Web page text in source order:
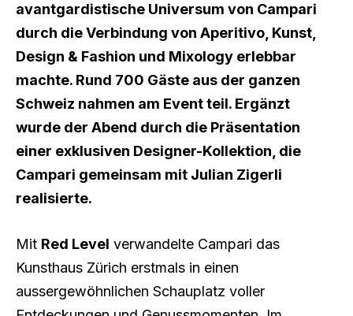
avantgardistische Universum von Campari
durch die Verbindung von Aperitivo, Kunst,
Design & Fashion und Mixology erlebbar
machte. Rund 700 Gäste aus der ganzen
Schweiz nahmen am Event teil. Ergänzt
wurde der Abend durch die Präsentation
einer exklusiven Designer-Kollektion, die
Campari gemeinsam mit Julian Zigerli
realisierte.
Mit Red Level verwandelte Campari das
Kunsthaus Zürich erstmals in einen
aussergewöhnlichen Schauplatz voller